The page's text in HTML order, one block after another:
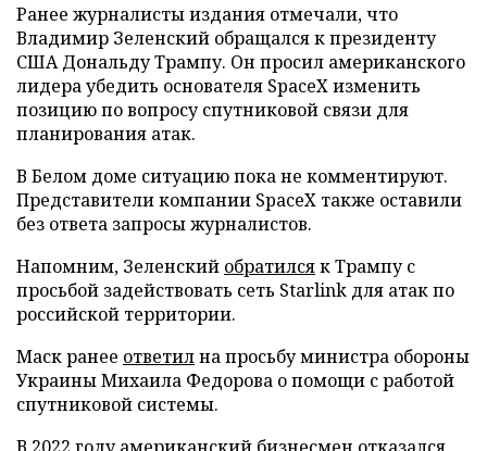
Ранее журналисты издания отмечали, что
Владимир Зеленский обращался к президенту
США Дональду Трампу. Он просил американского
лидера убедить основателя SpaceX изменить
позицию по вопросу спутниковой связи для
планирования атак.
В Белом доме ситуацию пока не комментируют.
Представители компании SpaceX также оставили
без ответа запросы журналистов.
Напомним, Зеленский обратилсяк Трампу с
просьбой задействовать сеть Starlink для атак по
российской территории.
Маск ранее ответилна просьбу министра обороны
Украины Михаила Федорова о помощи с работой
спутниковой системы.